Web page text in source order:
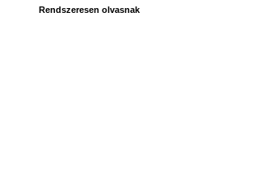
Rendszeresen olvasnak